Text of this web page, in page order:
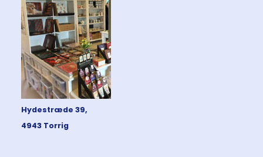
Hydestræde 39,
4943 Torrig